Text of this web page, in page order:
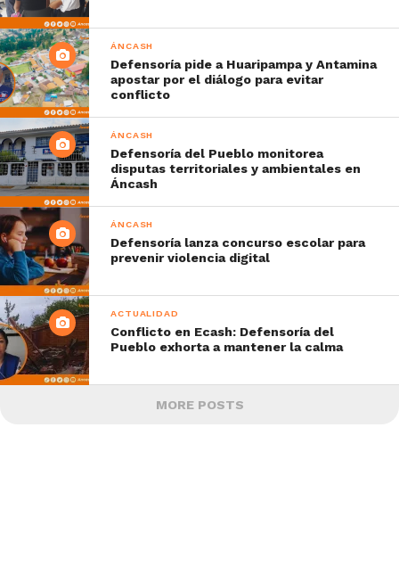
ÁNCASH
Defensoría pide a Huaripampa y Antamina
apostar por el diálogo para evitar
conflicto
ÁNCASH
Defensoría del Pueblo monitorea
disputas territoriales y ambientales en
Áncash
ÁNCASH
Defensoría lanza concurso escolar para
prevenir violencia digital
ACTUALIDAD
Conflicto en Ecash: Defensoría del
Pueblo exhorta a mantener la calma
MORE POSTS